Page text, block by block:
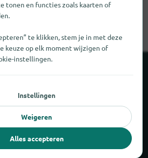
stellen als u ons dat laat weten.
tonen en functies zoals kaarten of
te klikken, stem je in met deze
keuze op elk moment wijzigen of
instellingen.
Instellingen
Weigeren
Alles accepteren